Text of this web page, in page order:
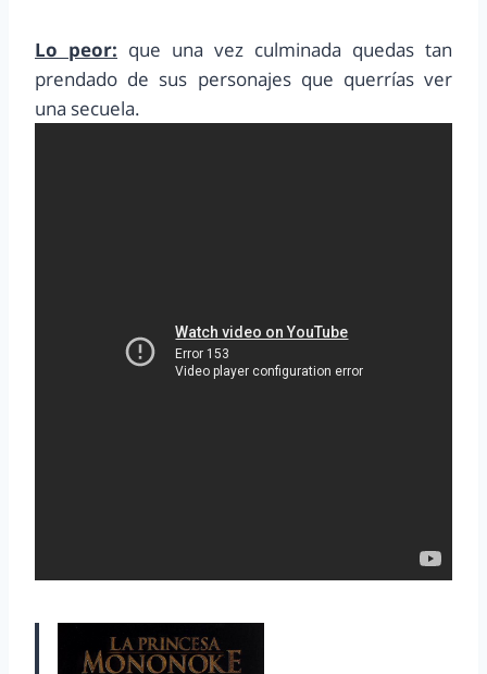
Lo peor: que una vez culminada quedas tan
prendado de sus personajes que querrías ver
una secuela.